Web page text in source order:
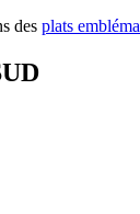
des plats